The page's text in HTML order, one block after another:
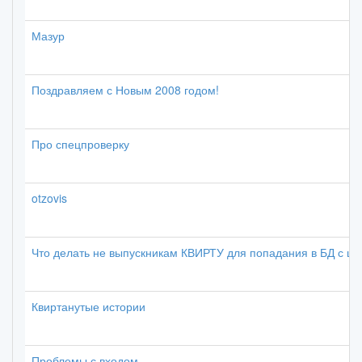
Мазур
Поздравляем с Новым 2008 годом!
Про спецпроверку
otzovis
Что делать не выпускникам КВИРТУ для попадания в БД с
Квиртанутые истории